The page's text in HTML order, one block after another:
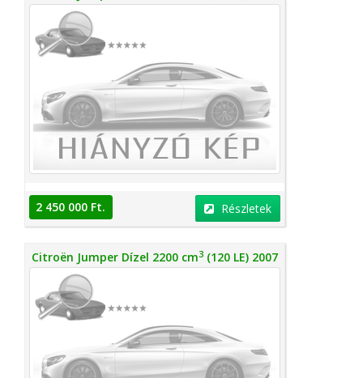
2 450 000 Ft. Részletek
Citroën Jumper Dízel 2200 cm3 (120 LE) 2007